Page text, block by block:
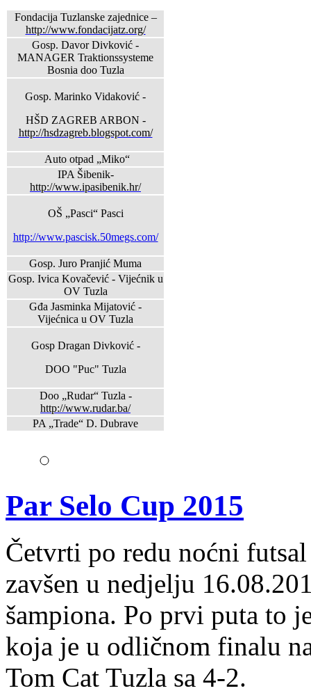
Fondacija Tuzlanske zajednice –
http://www.fondacijatz.org/
Gosp. Davor Divković -
MANAGER Traktionssysteme
Bosnia doo Tuzla
Gosp. Marinko Vidaković -
HŠD ZAGREB ARBON -
http://hsdzagreb.blogspot.com/
Auto otpad „Miko“
IPA Šibenik-
http://www.ipasibenik.hr/
OŠ „Pasci“ Pasci
http://www.pascisk.50megs.com/
Gosp. Juro Pranjić Muma
Gosp. Ivica Kovačević - Vijećnik u
OV Tuzla
Gđa Jasminka Mijatović -
Vijećnica u OV Tuzla
Gosp Dragan Divković -
DOO "Puc" Tuzla
Doo „Rudar“ Tuzla -
http://www.rudar.ba/
PA „Trade“ D. Dubrave
Par Selo Cup 2015
Četvrti po redu noćni
zavšen u nedjelju
šampiona. Po prvi puta to
koja je u odličnom finalu
Tom Cat Tuzla sa 4-2.